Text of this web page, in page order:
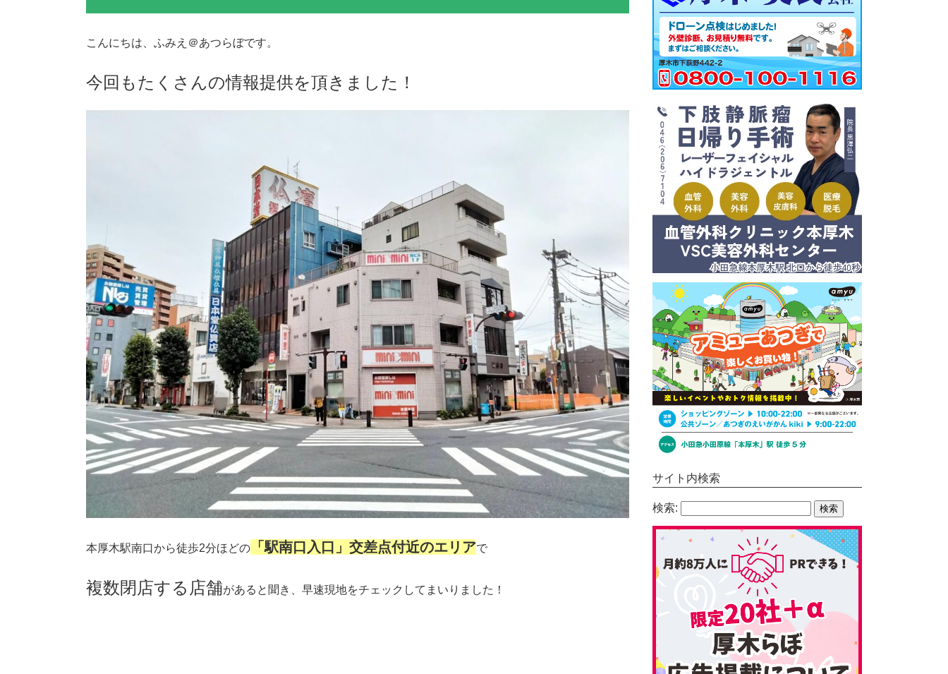
こんにちは、ふみえ＠あつらぼです。
今回もたくさんの情報提供を頂きました！
本厚木駅南口から徒歩2分ほどの 「駅南口入口」交差点付近のエリアで
複数閉店する店舗があると聞き、早速現地をチェックしてまいりました！
サイト内検索
検索: